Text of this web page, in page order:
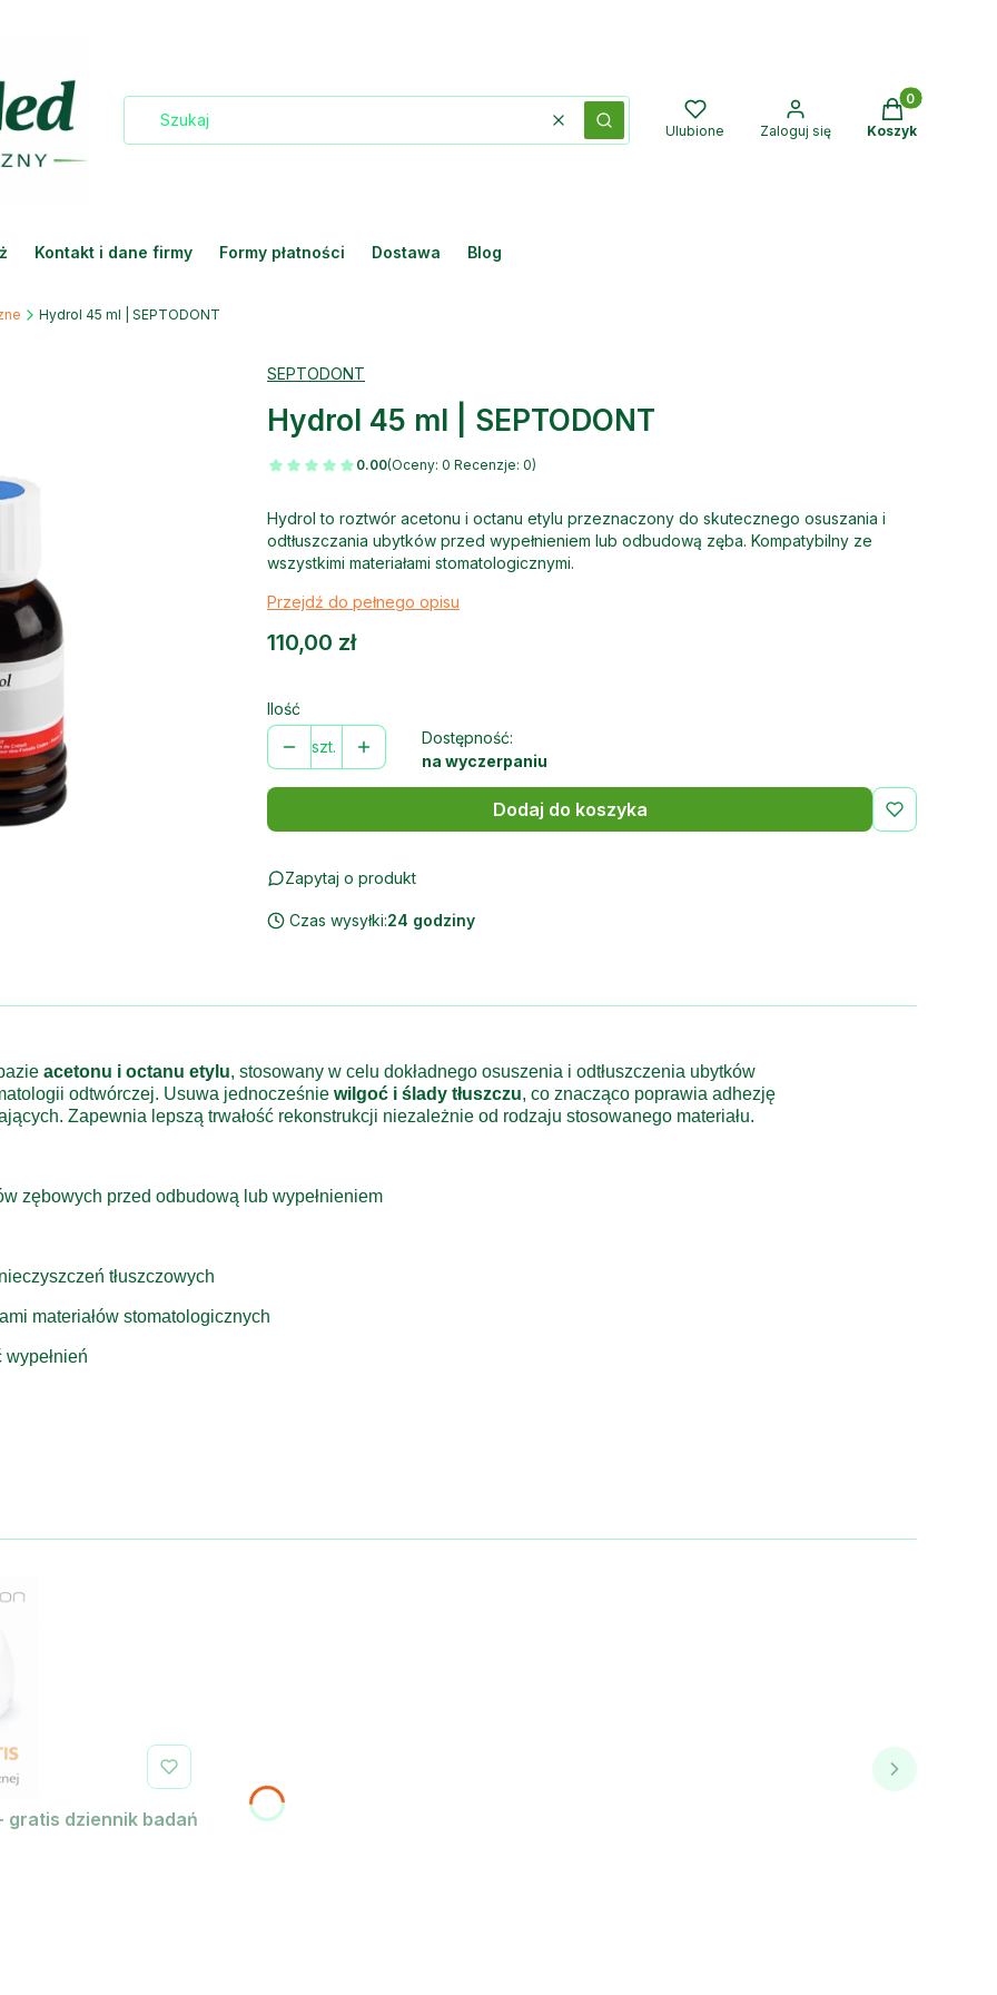
WyczyśćSzukaj Ulubione Zaloguj się
Produkty w
Koszyk
Kontakt i dane firmy Formy płatności Dostawa Blog
Hydrol 45 ml | SEPTODONT
SEPTODONT
Hydrol 45 ml | SEPTODONT
0.00(Oceny: 0 Recenzje: 0)
Hydrol to roztwór acetonu i octanu etylu przeznaczony do skutecznego osuszania i
odtłuszczania ubytków przed wypełnieniem lub odbudową zęba. Kompatybilny ze
wszystkimi materiałami stomatologicznymi.
Przejdź do pełnego opisu
Cena
110,00 zł
Ilość
szt.
Dostępność:
na wyczerpaniu
Dodaj do koszyka
Zapytaj o produkt
Czas wysyłki:24 godziny
acetonu i octanu etylu, stosowany w celu dokładnego osuszenia i odtłuszczenia ubytków
odtwórczej. Usuwa jednocześnie wilgoć i ślady tłuszczu, co znacząco poprawia adhezję
Zapewnia lepszą trwałość rekonstrukcji niezależnie od rodzaju stosowanego materiału.
zębowych przed odbudową lub wypełnieniem
tłuszczowych
materiałów stomatologicznych
wypełnień
dziennik badań